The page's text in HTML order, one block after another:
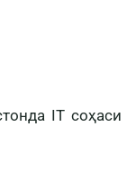
IT соҳаси